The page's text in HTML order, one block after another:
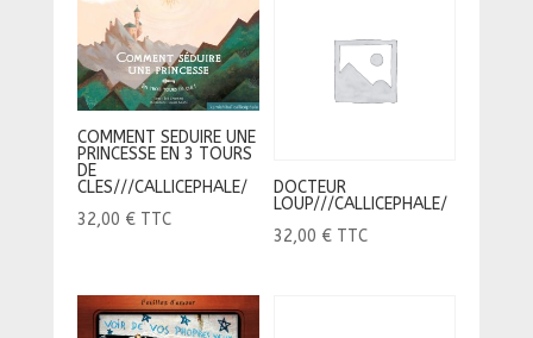
COMMENT SEDUIRE UNE
PRINCESSE EN 3 TOURS
DE
CLES///CALLICEPHALE/
32,00 € TTC
DOCTEUR
LOUP///CALLICEPHALE/
32,00 € TTC